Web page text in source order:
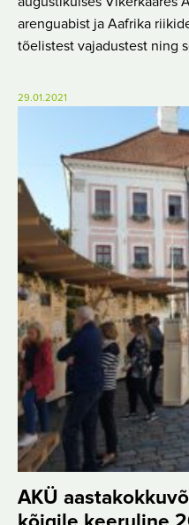
arenguabist ja Aafrika
tõelistest vajadustest ning
29.01.2021
AKÜ